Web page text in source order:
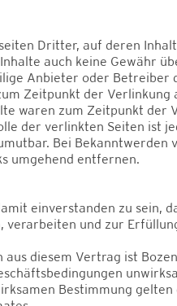
Dritter, auf deren
auch keine Gewähr
Anbieter oder Betreiber
Zeitpunkt der Verlinkung
waren zum Zeitpunkt der
der verlinkten Seiten ist
Bei Bekanntwerden
umgehend entfernen.
einverstanden zu sein,
und zur
diesem Vertrag ist
Bestimmung gelten